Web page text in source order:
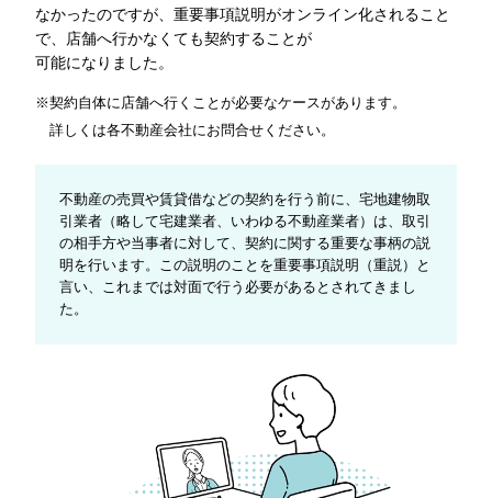
なかったのですが、重要事項説明がオンライン化されること
で、店舗へ行かなくても契約することが
可能になりました。
※契約自体に店舗へ行くことが必要なケースがあります。
詳しくは各不動産会社にお問合せください。
不動産の売買や賃貸借などの契約を行う前に、宅地建物取
引業者（略して宅建業者、いわゆる不動産業者）は、取引
の相手方や当事者に対して、契約に関する重要な事柄の説
明を行います。この説明のことを重要事項説明（重説）と
言い、これまでは対面で行う必要があるとされてきまし
た。